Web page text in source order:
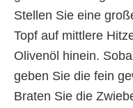
Stellen Sie eine
Topf auf mittlere
Olivenöl hinein.
geben Sie die fein
Braten Sie die